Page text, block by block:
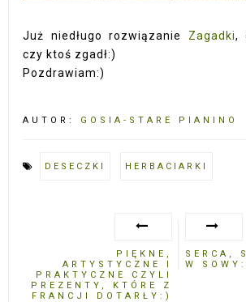
Już niedługo rozwiązanie Zagadki,
czy ktoś zgadł:)
Pozdrawiam:)
AUTOR: GOSIA-STARE PIANINO
DESECZKI HERBACIARKI
PIĘKNE,
ARTYSTYCZNE I
PRAKTYCZNE CZYLI
PREZENTY, KTÓRE Z
FRANCJI DOTARŁY:)
SERCA,
W